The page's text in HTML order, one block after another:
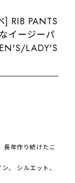
] RIB PANTS
イージーパ
LADY'S
長年作り続けたこ
、 シルエット、